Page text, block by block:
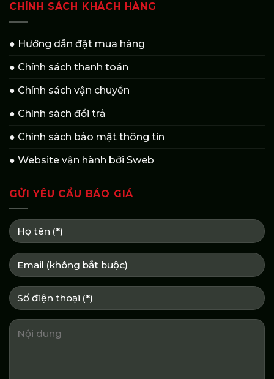
CHÍNH SÁCH KHÁCH HÀNG
● Hướng dẫn đặt mua hàng
● Chính sách thanh toán
● Chính sách vận chuyển
● Chính sách đổi trả
● Chính sách bảo mật thông tin
● Website vận hành bởi Sweb
GỬI YÊU CẦU BÁO GIÁ